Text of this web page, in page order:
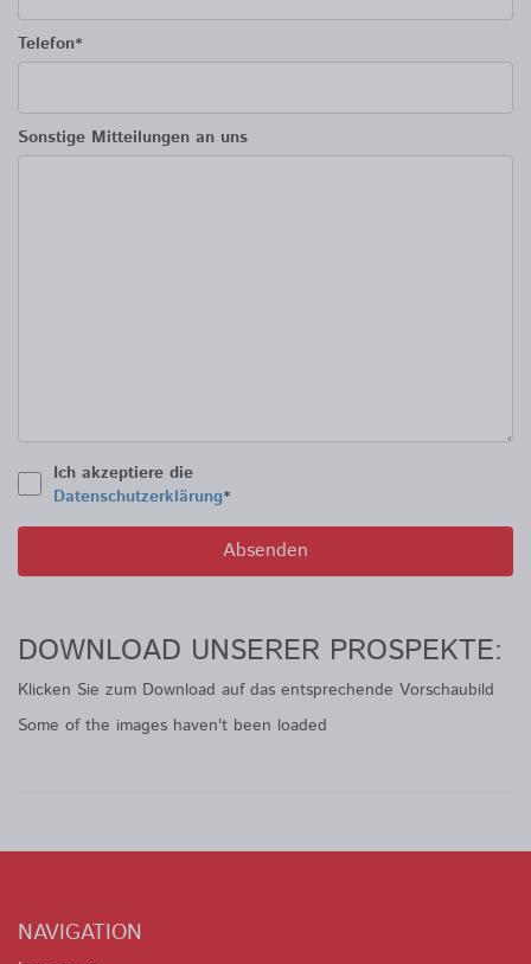
Telefon*
Sonstige Mitteilungen an uns
Ich akzeptiere die
Datenschutzerklärung*
DOWNLOAD UNSERER PROSPEKTE:
Klicken Sie zum Download auf das entsprechende Vorschaubild
Some of the images haven't been loaded
NAVIGATION